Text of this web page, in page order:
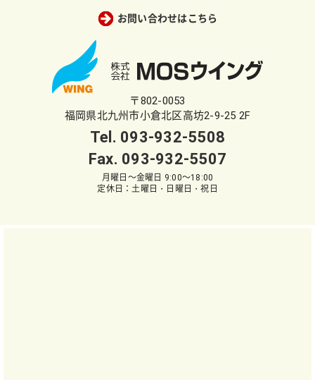
お問い合わせはこちら
〒802-0053
福岡県北九州市小倉北区高坊2-9-25 2F
Tel. 093-932-5508
Fax. 093-932-5507
月曜日～金曜日 9:00～18:00
定休日：土曜日・日曜日・祝日